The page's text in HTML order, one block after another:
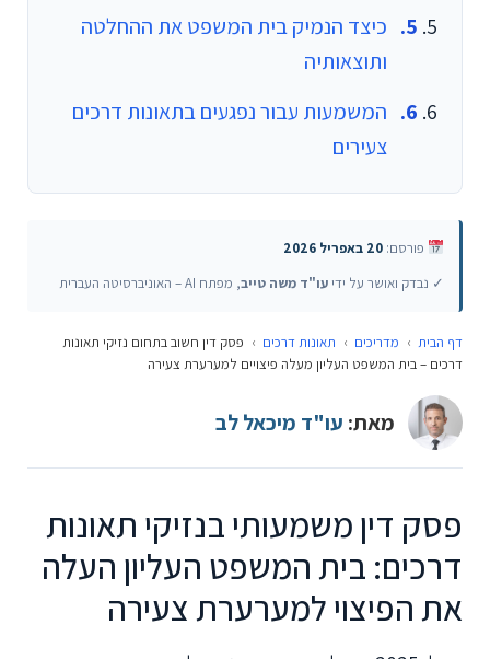
כיצד הנמיק בית המשפט את ההחלטה
ותוצאותיה
המשמעות עבור נפגעים בתאונות דרכים
צעירים
פורסם: 20 באפריל 2026
✓ נבדק ואושר על ידי עו"ד משה טייב, מפתח AI – האוניברסיטה העברית
דף הבית › מדריכים › תאונות דרכים › פסק דין חשוב בתחום נזיקי תאונות
דרכים – בית המשפט העליון מעלה פיצויים למערערת צעירה
מאת: עו"ד מיכאל לב
פסק דין משמעותי בנזיקי תאונות
דרכים: בית המשפט העליון העלה
את הפיצוי למערערת צעירה